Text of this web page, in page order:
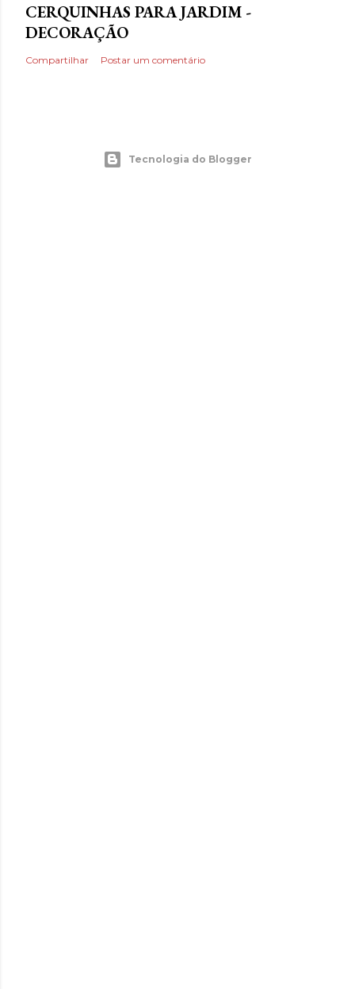
CERQUINHAS PARA JARDIM -
DECORAÇÃO
Compartilhar Postar um comentário
Tecnologia do Blogger